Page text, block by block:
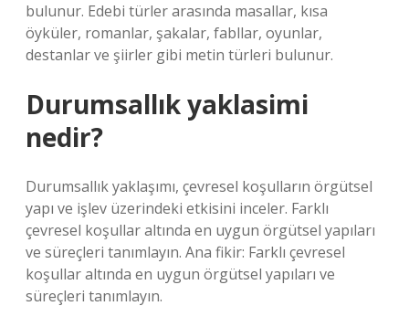
bulunur. Edebi türler arasında masallar, kısa
öyküler, romanlar, şakalar, fabllar, oyunlar,
destanlar ve şiirler gibi metin türleri bulunur.
Durumsallık yaklasimi
nedir?
Durumsallık yaklaşımı, çevresel koşulların örgütsel
yapı ve işlev üzerindeki etkisini inceler. Farklı
çevresel koşullar altında en uygun örgütsel yapıları
ve süreçleri tanımlayın. Ana fikir: Farklı çevresel
koşullar altında en uygun örgütsel yapıları ve
süreçleri tanımlayın.